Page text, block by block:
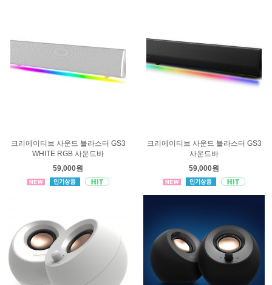
크리에이티브 사운드 블라스터 GS3
WHITE RGB 사운드바
59,000원
크리에이티브 사운드 블라스터 GS3
사운드바
59,000원